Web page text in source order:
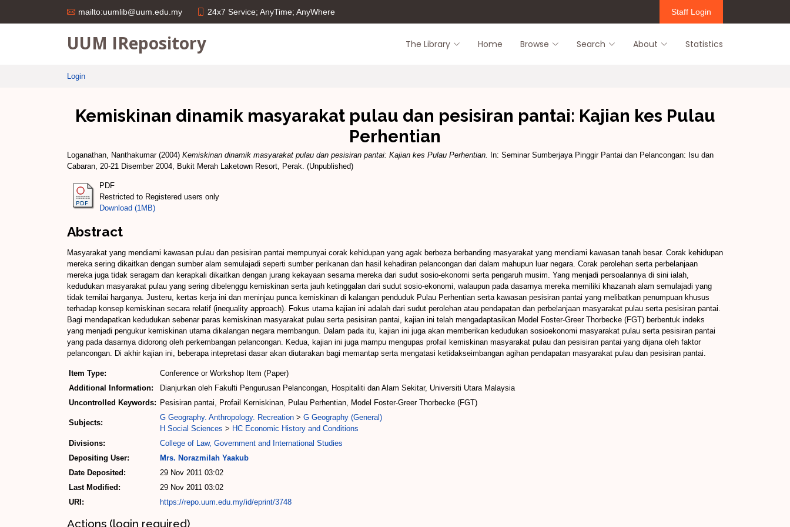
mailto:uumlib@uum.edu.my 24x7 Service; AnyTime; AnyWhere Staff Login
UUM IRepository The Library Home Browse Search About Statistics
Login
Kemiskinan dinamik masyarakat pulau dan pesisiran pantai: Kajian kes Pulau
Perhentian
Loganathan, Nanthakumar(2004) Kemiskinan dinamik masyarakat pulau dan pesisiran pantai: Kajian kes Pulau Perhentian.
In: Seminar Sumberjaya Pinggir Pantai dan Pelancongan: Isu dan
Cabaran, 20-21 Disember 2004, Bukit Merah Laketown Resort, Perak. (Unpublished)
PDF
Restricted to Registered users only
Download (1MB)
Abstract
Masyarakat yang mendiami kawasan pulau dan pesisiran pantai mempunyai corak kehidupan yang agak berbeza berbanding rnasyarakat yang mendiami kawasan tanah besar. Corak kehidupan
mereka sering dikaitkan dengan sumber alam semulajadi seperti sumber perikanan dan hasil kehadiran pelancongan dari dalam mahupun luar negara. Corak perolehan serta perbelanjaan
mereka juga tidak seragam dan kerapkali dikaitkan dengan jurang kekayaan sesama mereka dari sudut sosio-ekonomi serta pengaruh musim. Yang menjadi persoalannya di sini ialah,
kedudukan masyarakat pulau yang sering dibelenggu kemiskinan serta jauh ketinggalan dari sudut sosio-ekonomi, walaupun pada dasarnya mereka memiliki khazanah alam semulajadi yang
tidak ternilai harganya. Justeru, kertas kerja ini dan meninjau punca kemiskinan di kalangan penduduk Pulau Perhentian serta kawasan pesisiran pantai yang melibatkan penumpuan khusus
terhadap konsep kemiskinan secara relatif (inequality approach). Fokus utama kajian ini adalah dari sudut perolehan atau pendapatan dan perbelanjaan masyarakat pulau serta pesisiran pantai.
Bagi mendapatkan kedudukan sebenar paras kemiskinan masyarakat pulau serta pesisiran pantai, kajian ini telah mengadaptasikan Model Foster-Greer Thorbecke (FGT) berbentuk indeks
yang menjadi pengukur kemiskinan utama dikalangan negara membangun. Dalam pada itu, kajian ini juga akan memberikan kedudukan sosioekonomi masyarakat pulau serta pesisiran pantai
yang pada dasarnya didorong oleh perkembangan pelancongan. Kedua, kajian ini juga mampu mengupas profail kemiskinan masyarakat pulau dan pesisiran pantai yang dijana oleh faktor
pelancongan. Di akhir kajian ini, beberapa intepretasi dasar akan diutarakan bagi memantap serta mengatasi ketidakseimbangan agihan pendapatan masyarakat pulau dan pesisiran pantai.
Item Type:
Conference or Workshop Item (Paper)
Additional Information:
Dianjurkan oleh Fakulti Pengurusan Pelancongan, Hospitaliti dan Alam Sekitar, Universiti Utara Malaysia
Uncontrolled Keywords: Pesisiran pantai, Profail Kerniskinan, Pulau Perhentian, Model Foster-Greer Thorbecke (FGT)
Subjects:
G Geography. Anthropology. Recreation > G Geography (General)
H Social Sciences > HC Economic History and Conditions
Divisions:
College of Law, Government and International Studies
Depositing User:
Mrs. Norazmilah Yaakub
Date Deposited:
29 Nov 2011 03:02
Last Modified:
29 Nov 2011 03:02
URI:
https://repo.uum.edu.my/id/eprint/3748
Actions (login required)